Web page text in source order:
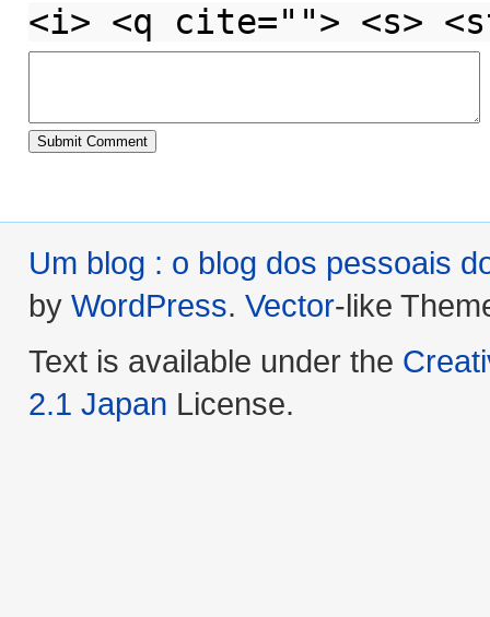
<i> <q cite=""> <s>
Um blog : o blog dos pessoais
by WordPress. Vector-like
Text is available under the
2.1 Japan License.